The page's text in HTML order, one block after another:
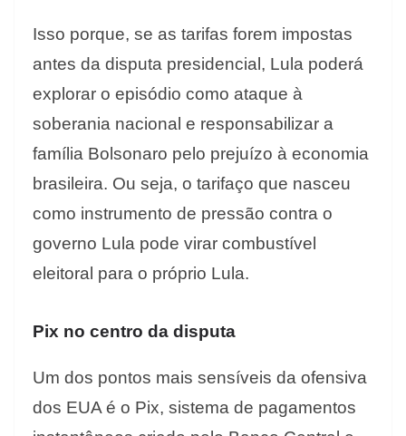
Isso porque, se as tarifas forem impostas
antes da disputa presidencial, Lula poderá
explorar o episódio como ataque à
soberania nacional e responsabilizar a
família Bolsonaro pelo prejuízo à economia
brasileira. Ou seja, o tarifaço que nasceu
como instrumento de pressão contra o
governo Lula pode virar combustível
eleitoral para o próprio Lula.
Pix no centro da disputa
Um dos pontos mais sensíveis da ofensiva
dos EUA é o Pix, sistema de pagamentos